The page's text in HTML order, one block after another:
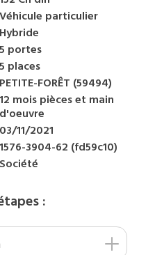
Véhicule particulier
Hybride
5 portes
5 places
PETITE-FORÊT (59494)
12 mois pièces et main
d'oeuvre
03/11/2021
1576-3904-62 (fd59c10)
Société
: